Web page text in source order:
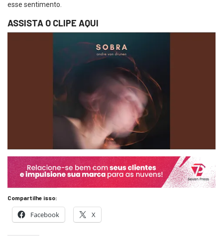
esse sentimento.
ASSISTA O CLIPE AQUI
Compartilhe isso:
Facebook X